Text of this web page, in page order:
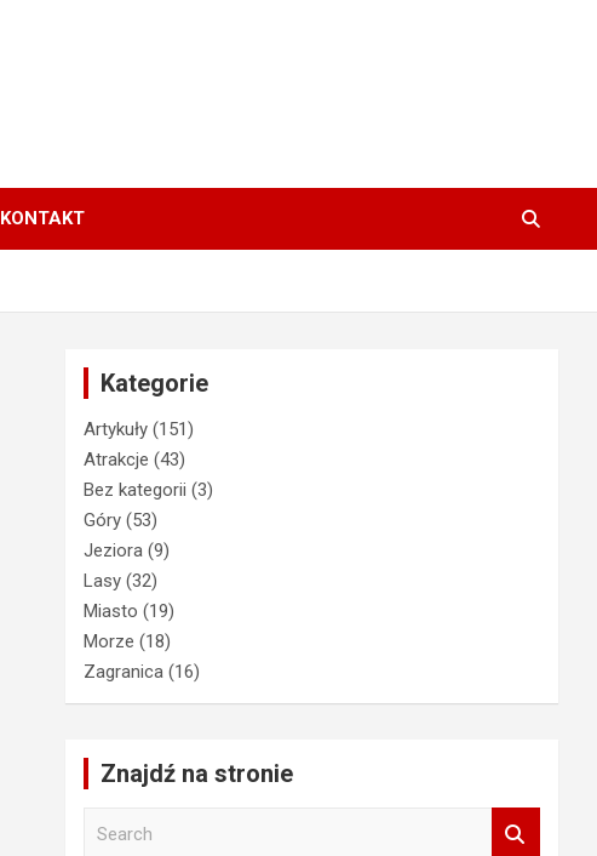
KONTAKT
Kategorie
Artykuły (151)
Atrakcje (43)
Bez kategorii (3)
Góry (53)
Jeziora (9)
Lasy (32)
Miasto (19)
Morze (18)
Zagranica (16)
Znajdź na stronie